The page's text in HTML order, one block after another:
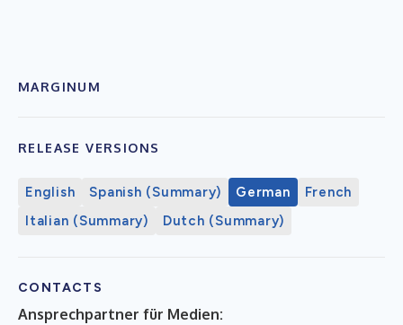
MARGINUM
RELEASE VERSIONS
English Spanish (Summary) German
French
Italian (Summary)
Dutch (Summary)
CONTACTS
Ansprechpartner für Medien: